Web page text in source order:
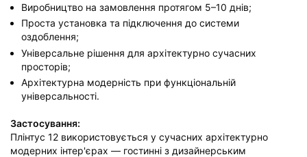
Виробництво на замовлення протягом 5–10 днів;
Проста установка та підключення до системи
оздоблення;
Універсальне рішення для архітектурно сучасних
просторів;
Архітектурна модерність при функціональній
універсальності.
Застосування:
Плінтус 12 використовується у сучасних архітектурно
модерних інтер'єрах — гостинні з дизайнерським